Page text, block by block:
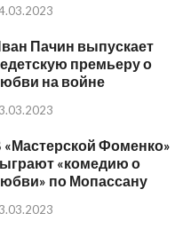
Пачин выпускает
премьеру о
на войне
«Мастерской Фоменко»
«комедию о
по Мопассану